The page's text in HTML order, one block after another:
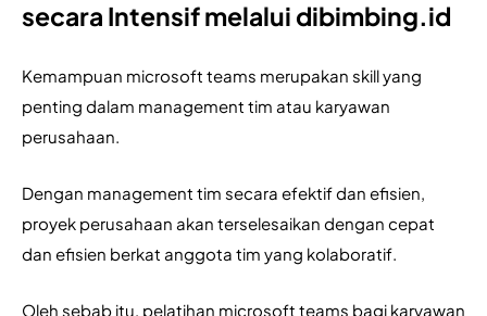
secara Intensif melalui dibimbing.id
Kemampuan microsoft teams merupakan skill yang
penting dalam management tim atau karyawan
perusahaan.
Dengan management tim secara efektif dan efisien,
proyek perusahaan akan terselesaikan dengan cepat
dan efisien berkat anggota tim yang kolaboratif.
Oleh sebab itu, pelatihan microsoft teams bagi karyawan